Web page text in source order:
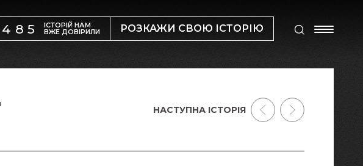
ІСТОРІЙ НАМ
ВЖЕ ДОВІРИЛИ РОЗКАЖИ СВОЮ ІСТОРІЮ
НАСТУПНА ІСТОРІЯ